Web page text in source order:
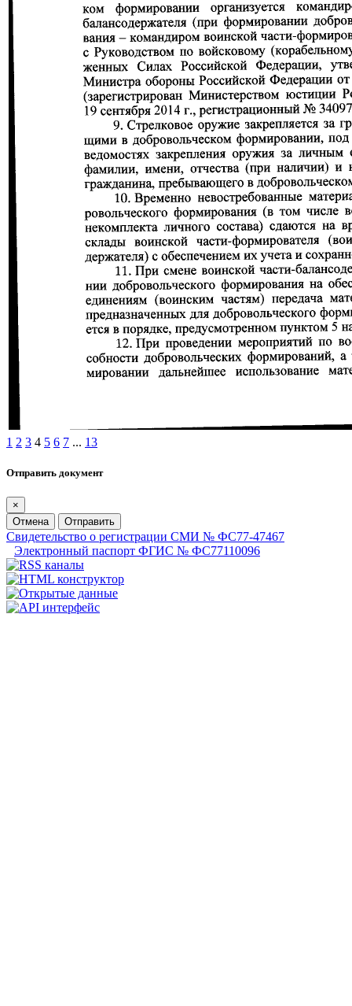
1 2 3 4 5 6 7 ... 13
Отправить документ
×
Отмена
Отправить
Свидетельство о регистрации СМИ № ФС77-47467
Электронный паспорт ФГИС № ФС77110096